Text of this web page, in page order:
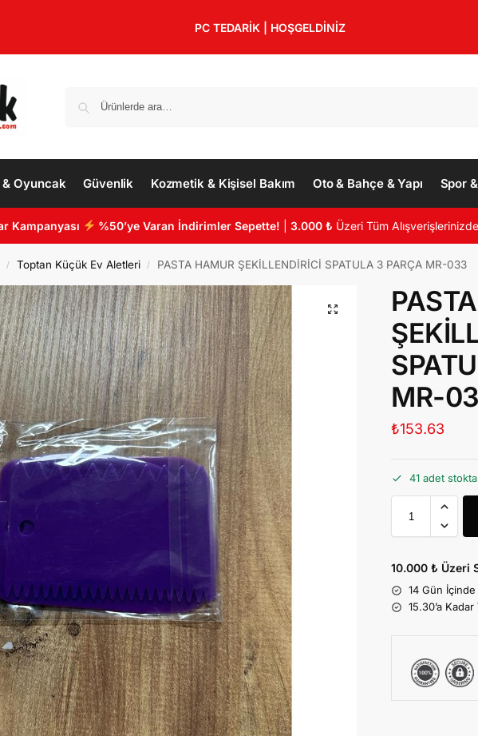
PC TEDARİK | HOŞGELDİNİZ
Oyuncak Güvenlik Kozmetik & Kişisel Bakım Oto & Bahçe & Yapı Spor
Kampanyası %50’ye Varan İndirimler Sepette! |3.000 ₺ Üzeri Tüm
/ Toptan Küçük Ev Aletleri / PASTA HAMUR ŞEKİLLENDİRİCİ SPATULA 3 PARÇA MR-033
MR-
₺153.63
41 adet stokta
10.000 ₺ Üzeri
14 Gün
15.30’a